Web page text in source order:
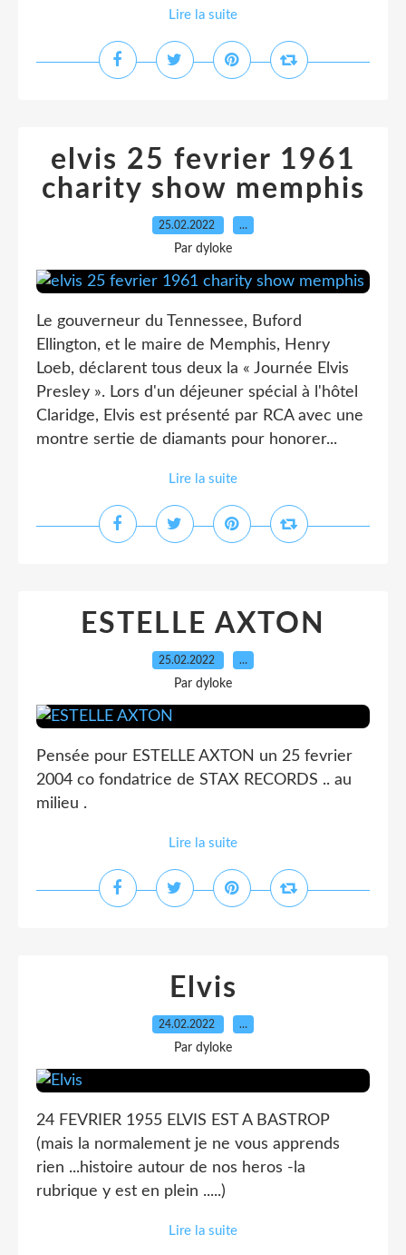
Lire la suite
elvis 25 fevrier 1961
charity show memphis
25.02.2022 …
Par dyloke
Le gouverneur du Tennessee, Buford
Ellington, et le maire de Memphis, Henry
Loeb, déclarent tous deux la « Journée Elvis
Presley ». Lors d'un déjeuner spécial à l'hôtel
Claridge, Elvis est présenté par RCA avec une
montre sertie de diamants pour honorer...
Lire la suite
ESTELLE AXTON
25.02.2022 …
Par dyloke
Pensée pour ESTELLE AXTON un 25 fevrier
2004 co fondatrice de STAX RECORDS .. au
milieu .
Lire la suite
Elvis
24.02.2022 …
Par dyloke
24 FEVRIER 1955 ELVIS EST A BASTROP
(mais la normalement je ne vous apprends
rien ...histoire autour de nos heros -la
rubrique y est en plein .....)
Lire la suite